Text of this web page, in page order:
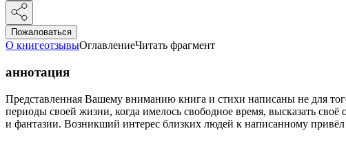
Пожаловаться
О книгеотзывыОглавлениеЧитать фрагмент
аннотация
Представленная Вашему вниманию книга и стихи написаны не для
периоды своей жизни, когда имелось свободное время, высказать
и фантазии. Возникший интерес близких людей к написанному